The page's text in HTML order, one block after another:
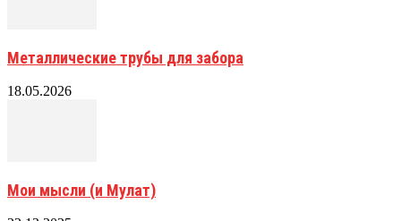
Металлические трубы для забора
18.05.2026
Мои мысли (и Мулат)